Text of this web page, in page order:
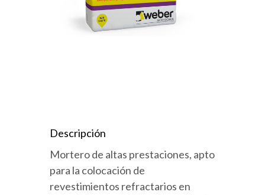
Descripción
Mortero de altas prestaciones, apto
para la colocación de
revestimientos refractarios en